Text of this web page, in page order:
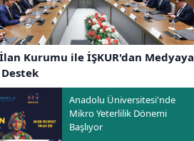
İlan Kurumu ile İŞKUR'dan Medyaya
Anadolu Üniversitesi'nde
Mikro Yeterlilik Dönemi
Başlıyor